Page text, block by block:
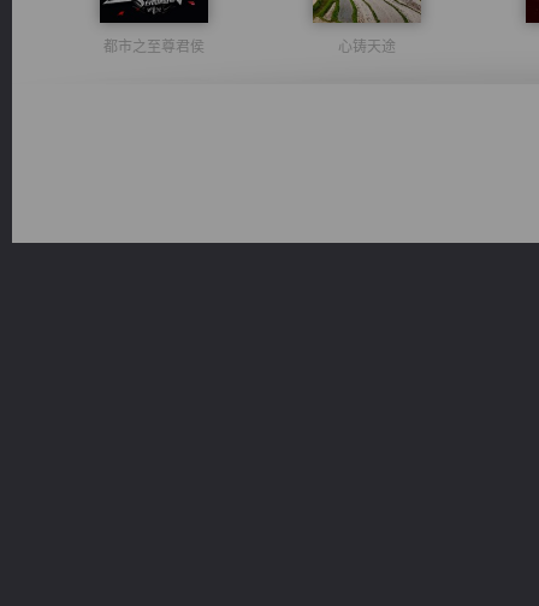
都市之至尊君侯 心铸天途